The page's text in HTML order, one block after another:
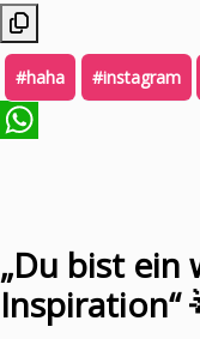
#haha #instagram
„Du bist ein
Inspiration“